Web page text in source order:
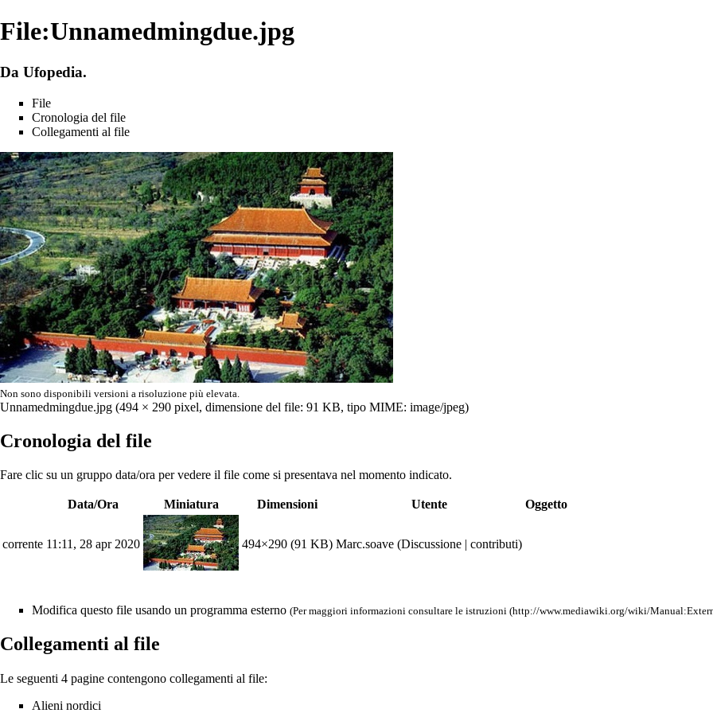
File:Unnamedmingdue.jpg
Da Ufopedia.
File
Cronologia del file
Collegamenti al file
Non sono disponibili versioni a risoluzione più elevata.
Unnamedmingdue.jpg ‎ (494 × 290 pixel, dimensione del file: 91 KB, tipo MIME: image/jpeg)
Cronologia del file
Fare clic su un gruppo data/ora per vedere il file come si presentava nel momento indicato.
Data/Ora Miniatura Dimensioni Utente Oggetto
corrente 11:11, 28 apr 2020 494×290 (91 KB) Marc.soave (Discussione | contributi)
Modifica questo file usando un programma esterno (Per maggiori informazioni consultare le istruzioni
Collegamenti al file
Le seguenti 4 pagine contengono collegamenti al file:
Alieni nordici